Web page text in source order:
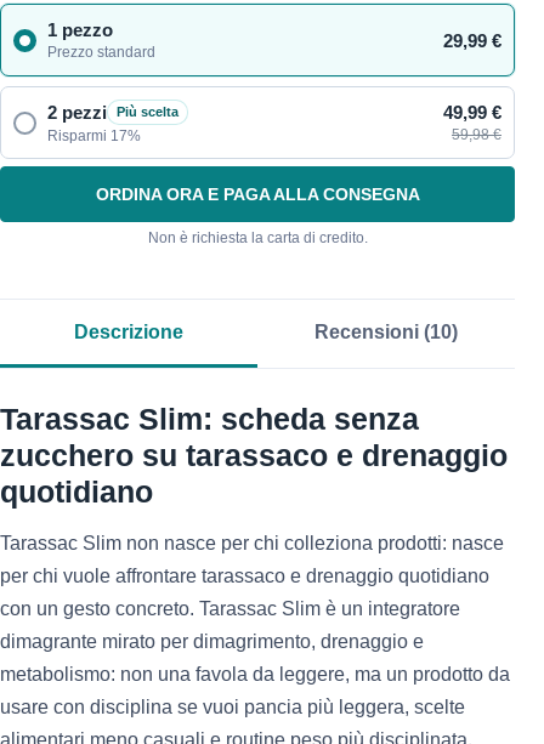
1 pezzo
Prezzo standard
29,99 €
2 pezzi Più scelta
Risparmi 17%
49,99 €
59,98 €
ORDINA ORA E PAGA ALLA CONSEGNA
Non è richiesta la carta di credito.
Descrizione Recensioni (10)
Tarassac Slim: scheda senza
zucchero su tarassaco e drenaggio
quotidiano
Tarassac Slim non nasce per chi colleziona prodotti: nasce
per chi vuole affrontare tarassaco e drenaggio quotidiano
con un gesto concreto. Tarassac Slim è un integratore
dimagrante mirato per dimagrimento, drenaggio e
metabolismo: non una favola da leggere, ma un prodotto da
usare con disciplina se vuoi pancia più leggera, scelte
alimentari meno casuali e routine peso più disciplinata.